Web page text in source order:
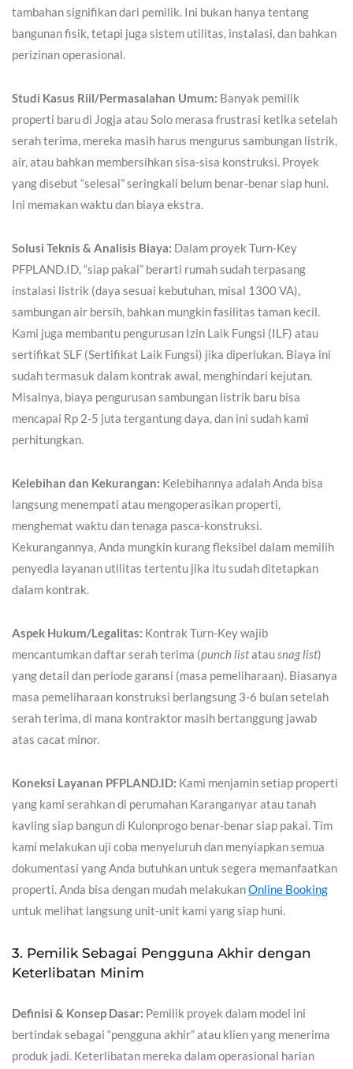
tambahan signifikan dari pemilik. Ini bukan hanya tentang
bangunan fisik, tetapi juga sistem utilitas, instalasi, dan bahkan
perizinan operasional.
Studi Kasus Riil/Permasalahan Umum: Banyak pemilik
properti baru di Jogja atau Solo merasa frustrasi ketika setelah
serah terima, mereka masih harus mengurus sambungan listrik,
air, atau bahkan membersihkan sisa-sisa konstruksi. Proyek
yang disebut “selesai” seringkali belum benar-benar siap huni.
Ini memakan waktu dan biaya ekstra.
Solusi Teknis & Analisis Biaya: Dalam proyek Turn-Key
PFPLAND.ID, “siap pakai” berarti rumah sudah terpasang
instalasi listrik (daya sesuai kebutuhan, misal 1300 VA),
sambungan air bersih, bahkan mungkin fasilitas taman kecil.
Kami juga membantu pengurusan Izin Laik Fungsi (ILF) atau
sertifikat SLF (Sertifikat Laik Fungsi) jika diperlukan. Biaya ini
sudah termasuk dalam kontrak awal, menghindari kejutan.
Misalnya, biaya pengurusan sambungan listrik baru bisa
mencapai Rp 2-5 juta tergantung daya, dan ini sudah kami
perhitungkan.
Kelebihan dan Kekurangan: Kelebihannya adalah Anda bisa
langsung menempati atau mengoperasikan properti,
menghemat waktu dan tenaga pasca-konstruksi.
Kekurangannya, Anda mungkin kurang fleksibel dalam memilih
penyedia layanan utilitas tertentu jika itu sudah ditetapkan
dalam kontrak.
Aspek Hukum/Legalitas: Kontrak Turn-Key wajib
mencantumkan daftar serah terima (punch listatausnag list)
yang detail dan periode garansi (masa pemeliharaan). Biasanya
masa pemeliharaan konstruksi berlangsung 3-6 bulan setelah
serah terima, di mana kontraktor masih bertanggung jawab
atas cacat minor.
Koneksi Layanan PFPLAND.ID: Kami menjamin setiap properti
yang kami serahkan di perumahan Karanganyar atau tanah
kavling siap bangun di Kulonprogo benar-benar siap pakai. Tim
kami melakukan uji coba menyeluruh dan menyiapkan semua
dokumentasi yang Anda butuhkan untuk segera memanfaatkan
properti. Anda bisa dengan mudah melakukanOnline Booking
untuk melihat langsung unit-unit kami yang siap huni.
3. Pemilik Sebagai Pengguna Akhir dengan
Keterlibatan Minim
Definisi & Konsep Dasar: Pemilik proyek dalam model ini
bertindak sebagai “pengguna akhir” atau klien yang menerima
produk jadi. Keterlibatan mereka dalam operasional harian